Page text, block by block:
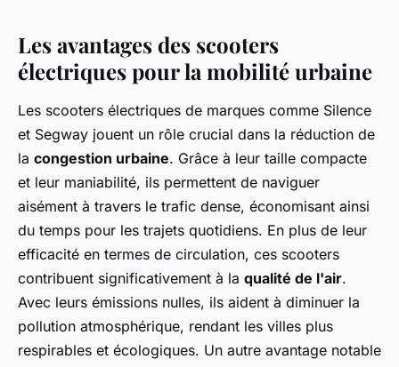
Les avantages des scooters
électriques pour la mobilité urbaine
Les scooters électriques de marques comme Silence
et Segway jouent un rôle crucial dans la réduction de
la congestion urbaine. Grâce à leur taille compacte
et leur maniabilité, ils permettent de naviguer
aisément à travers le trafic dense, économisant ainsi
du temps pour les trajets quotidiens. En plus de leur
efficacité en termes de circulation, ces scooters
contribuent significativement à la qualité de l'air.
Avec leurs émissions nulles, ils aident à diminuer la
pollution atmosphérique, rendant les villes plus
respirables et écologiques. Un autre avantage notable